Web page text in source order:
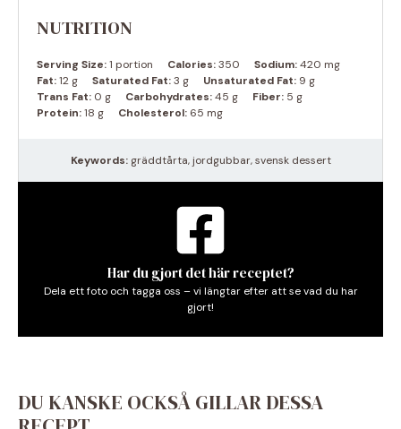
NUTRITION
Serving Size:1 portion Calories:350 Sodium:420 mg
Fat:12 g Saturated Fat:3 g Unsaturated Fat: 9 g
Trans Fat: 0 g Carbohydrates:45 g Fiber: 5 g
Protein:18 g Cholesterol: 65 mg
Keywords:gräddtårta, jordgubbar, svensk dessert
Har du gjort det här receptet?
Dela ett foto och tagga oss – vi längtar efter att se vad du har
gjort!
DU KANSKE OCKSÅ GILLAR DESSA